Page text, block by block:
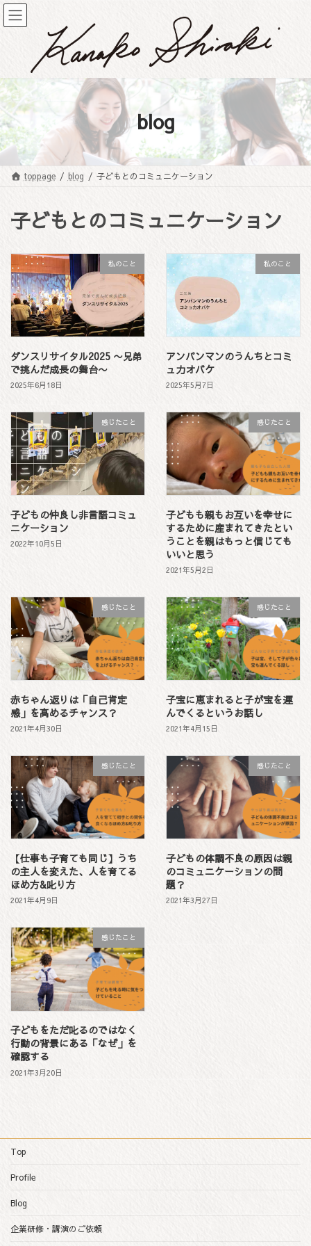
コ
ン
へ
ス
キ
ッ
プ
ナ
ビ
ョ
ン
に
移
動
blog
toppage blog 子どもとのコミュニケーション
子どもとのコミュニケーション
私のこと
ダンスリサイタル2025 〜兄弟
で挑んだ成長の舞台〜
2025年6月18日
私のこと
アンパンマンのうんちとコミ
ュ力オバケ
2025年5月7日
感じたこと
子どもの仲良し非言語コミュ
ニケーション
2022年10月5日
感じたこと
子どもも親もお互いを幸せに
するために産まれてきたとい
うことを親はもっと信じても
いいと思う
2021年5月2日
感じたこと
赤ちゃん返りは「自己肯定
感」を高めるチャンス？
2021年4月30日
感じたこと
子宝に恵まれると子が宝を運
んでくるというお話し
2021年4月15日
感じたこと
【仕事も子育ても同じ】うち
の主人を変えた、人を育てる
ほめ方&叱り方
2021年4月9日
感じたこと
子どもの体調不良の原因は親
のコミュニケーションの問
題？
2021年3月27日
感じたこと
子どもをただ叱るのではなく
行動の背景にある「なぜ」を
確認する
2021年3月20日
Top
Profile
Blog
企業研修・講演のご依頼